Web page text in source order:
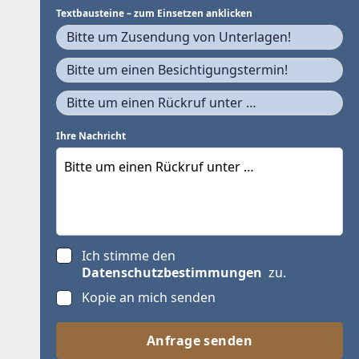
Textbausteine – zum Einsetzen anklicken
Bitte um Zusendung von Unterlagen!
Bitte um einen Besichtigungstermin!
Bitte um einen Rückruf unter …
Ihre Nachricht
Ich stimme den
Datenschutzbestimmungen zu.
Kopie an mich senden
Anfrage senden